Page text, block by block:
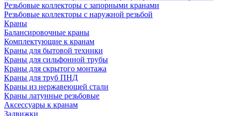
Резьбовые коллекторы с запорными кранами
Резьбовые коллекторы с наружной резьбой
Краны
Балансировочные краны
Комплектующие к кранам
Краны для бытовой техники
Краны для сильфонной трубы
Краны для скрытого монтажа
Краны для труб ПНД
Краны из нержавеющей стали
Краны латунные резьбовые
Аксессуары к кранам
Задвижки